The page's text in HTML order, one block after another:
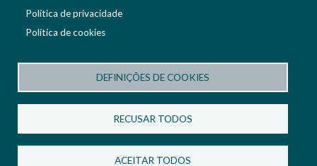
Política de privacidade
Política de cookies
DEFINIÇÕES DE COOKIES
RECUSAR TODOS
ACEITAR TODOS
Imagem
Imagem
Política de Cookies Configuração de cookies